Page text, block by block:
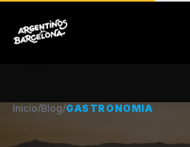
Inicio/Blog/GASTRONOMIA